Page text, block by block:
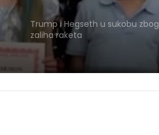
Trump i Hegseth u sukobu zbog
zaliha raketa